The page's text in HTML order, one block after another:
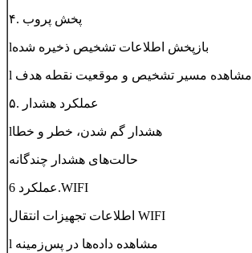
۴. پخش پروب
lبازپخش اطلاعات تشخیص ذخیره شده
l مشاهده مسیر تشخیص و موقعیت نقطه هدف
۵. عملکرد هشدار
lهشدار گم شدن، خطر و خطا
حالت‌های هشدار چندگانه
عملکرد 6.WIFI
اطلاعات تجهیزات انتقال WIFI
l مشاهده داده‌ها در پس‌زمینه